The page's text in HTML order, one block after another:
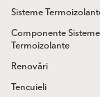
Sisteme
Componente Sisteme
Termoizolante
Renovări
Tencuieli